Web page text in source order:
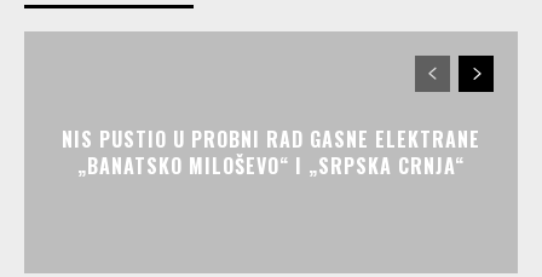
NIS PUSTIO U PROBNI RAD GASNE ELEKTRANE
„BANATSKO MILOŠEVO“ I „SRPSKA CRNJA“